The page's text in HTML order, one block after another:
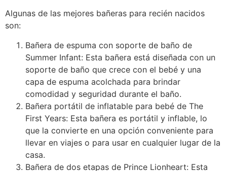
Algunas de las mejores bañeras para recién nacidos
son:
Bañera de espuma con soporte de baño de
Summer Infant: Esta bañera está diseñada con un
soporte de baño que crece con el bebé y una
capa de espuma acolchada para brindar
comodidad y seguridad durante el baño.
Bañera portátil de inflatable para bebé de The
First Years: Esta bañera es portátil y inflable, lo
que la convierte en una opción conveniente para
llevar en viajes o para usar en cualquier lugar de la
casa.
Bañera de dos etapas de Prince Lionheart: Esta